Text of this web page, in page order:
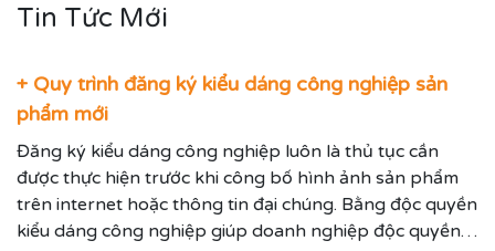
Tin Tức Mới
+ Quy trình đăng ký kiểu dáng công nghiệp sản
phẩm mới
Đăng ký kiểu dáng công nghiệp luôn là thủ tục cần
được thực hiện trước khi công bố hình ảnh sản phẩm
trên internet hoặc thông tin đại chúng. Bằng độc quyền
kiểu dáng công nghiệp giúp doanh nghiệp độc quyền